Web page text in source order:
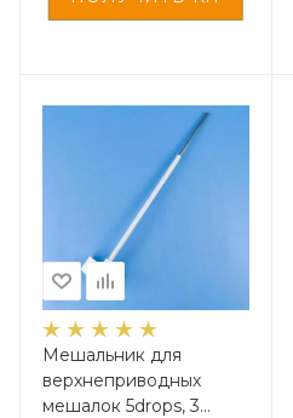
Мешальник для
верхнеприводных
мешалок 5drops, 3